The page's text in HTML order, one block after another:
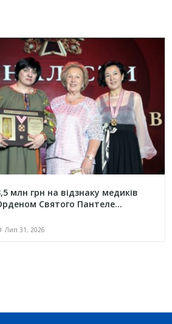
млн грн на відзнаку медиків
Святого Пантеле...
Лип 31, 2026